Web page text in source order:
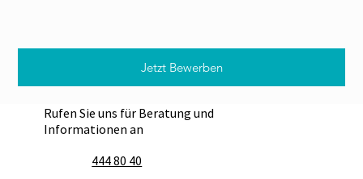
Jetzt Bewerben
Rufen Sie uns für Beratung und
Informationen an
444 80 40